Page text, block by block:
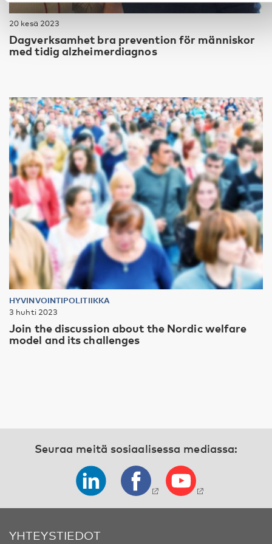
20 kesä 2023
Dagverksamhet bra prevention för människor
med tidig alzheimerdiagnos
HYVINVOINTIPOLITIIKKA
3 huhti 2023
Join the discussion about the Nordic welfare
model and its challenges
Seuraa meitä sosiaalisessa mediassa:
YHTEYSTIEDOT